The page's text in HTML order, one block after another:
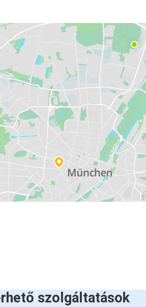
szolgáltatások